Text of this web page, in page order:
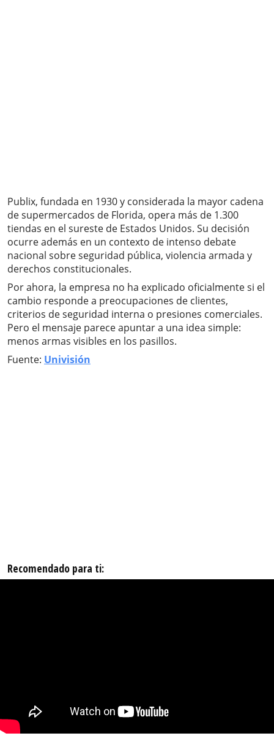
Publix, fundada en 1930 y considerada la mayor cadena
de supermercados de Florida, opera más de 1.300
tiendas en el sureste de Estados Unidos. Su decisión
ocurre además en un contexto de intenso debate
nacional sobre seguridad pública, violencia armada y
derechos constitucionales.
Por ahora, la empresa no ha explicado oficialmente si el
cambio responde a preocupaciones de clientes,
criterios de seguridad interna o presiones comerciales.
Pero el mensaje parece apuntar a una idea simple:
menos armas visibles en los pasillos.
Fuente: Univisión
Recomendado para ti: